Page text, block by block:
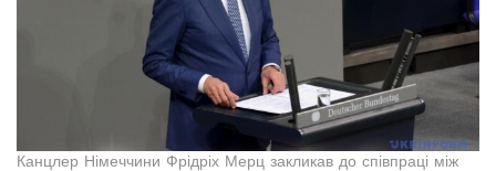
Канцлер Німеччини Фрідріх Мерц закликав до співпраці між